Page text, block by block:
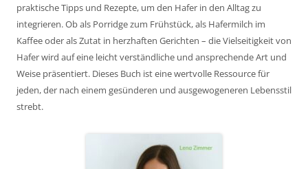
praktische Tipps und Rezepte, um den Hafer in den Alltag zu
integrieren. Ob als Porridge zum Frühstück, als Hafermilch im
Kaffee oder als Zutat in herzhaften Gerichten – die Vielseitigkeit von
Hafer wird auf eine leicht verständliche und ansprechende Art und
Weise präsentiert. Dieses Buch ist eine wertvolle Ressource für
jeden, der nach einem gesünderen und ausgewogeneren Lebensstil
strebt.